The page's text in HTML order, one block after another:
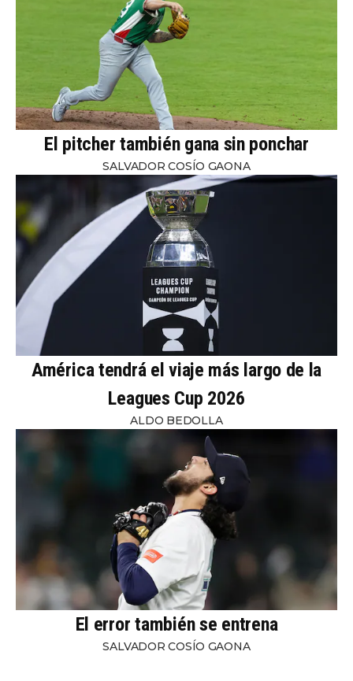
El pitcher también gana sin ponchar
SALVADOR COSÍO GAONA
América tendrá el viaje más largo de la
Leagues Cup 2026
ALDO BEDOLLA
El error también se entrena
SALVADOR COSÍO GAONA